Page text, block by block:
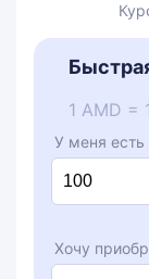
1 AMD =
У меня есть
Хочу